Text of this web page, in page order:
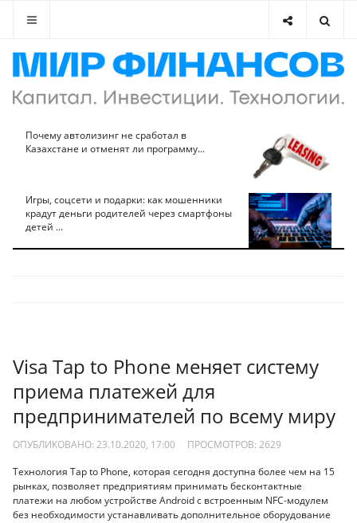
Почему автолизинг не сработал в
Казахстане и отменят ли программу...
Игры, соцсети и подарки: как мошенники
крадут деньги родителей через смартфоны
детей ...
Visa Tap to Phone меняет систему
приема платежей для
предпринимателей по всему миру
ОПУБЛИКОВАНО: 23.10.2020, 17:00 ПРОСМОТРОВ: 2629
Технология Tap to Phone, которая сегодня доступна более чем на 15
рынках, позволяет предприятиям принимать бесконтактные
платежи на любом устройстве Android с встроенным NFC-модулем
без необходимости устанавливать дополнительное оборудование